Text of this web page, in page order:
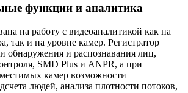
функции и аналитика
на работу с видеоаналитикой как на
так и на уровне камер. Регистратор
обнаружения и распознавания лиц,
SMD Plus и ANPR, а при
камер возможности
людей, анализа плотности потоков,